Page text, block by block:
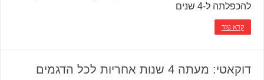
להכפלתה ל-4 שנים
קרא עוד
דוקאטי: מעתה 4 שנות אחריות לכל הדגמים